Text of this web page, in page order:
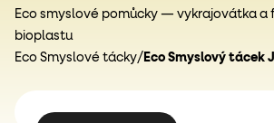
Eco smyslové pomůcky — vykrajovátka a
bioplastu
Eco Smyslové tácky/ Eco Smyslový tácek